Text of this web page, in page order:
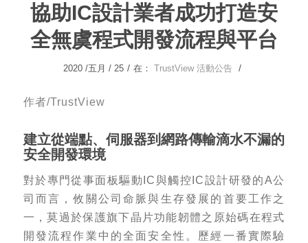
協助IC設計業者成功打造安
全無虞程式開發流程與平台
2020 /五月 / 25 / 在： TrustView 活動公告 /
作者/TrustView
建立從端點、伺服器到網路傳輸滴水不漏的
安全開發環境
對於專門從事面板驅動IC與觸控IC設計研發的A公
司而言，攸關公司命脈與生存發展的首要工作之
一，莫過於保護旗下晶片功能韌體之原始碼在程式
開發流程作業中的全面安全性。歷經一番實際驗